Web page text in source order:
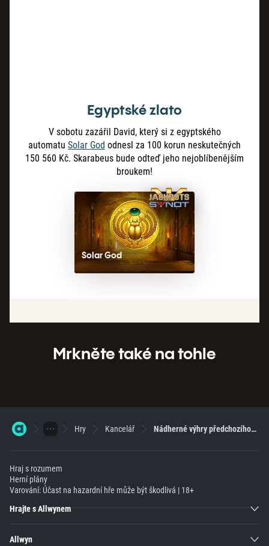
Egyptské zlato
V sobotu zazářil David, který si z egyptského
automatu Solar God odnesl za 100 korun neskutečných
150 560 Kč. Skarabeus bude odteď jeho nejoblíbenějším
broukem!
Solar God
Mrkněte také na tohle
Hry Kancelář Nádherné výhry předchozího týdne
Hraj s rozumem
Herní plány
Varování: Účast na hazardní hře může být škodlivá | 18+
Hrajte s Allwynem
Allwyn